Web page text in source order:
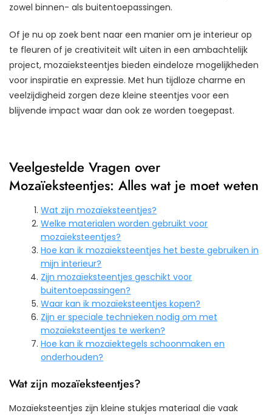
zowel binnen- als buitentoepassingen.
Of je nu op zoek bent naar een manier om je interieur op
te fleuren of je creativiteit wilt uiten in een ambachtelijk
project, mozaïeksteentjes bieden eindeloze mogelijkheden
voor inspiratie en expressie. Met hun tijdloze charme en
veelzijdigheid zorgen deze kleine steentjes voor een
blijvende impact waar dan ook ze worden toegepast.
Veelgestelde Vragen over
Mozaïeksteentjes: Alles wat je moet weten
Wat zijn mozaïeksteentjes?
Welke materialen worden gebruikt voor
mozaïeksteentjes?
Hoe kan ik mozaïeksteentjes het beste gebruiken in
mijn interieur?
Zijn mozaïeksteentjes geschikt voor
buitentoepassingen?
Waar kan ik mozaïeksteentjes kopen?
Zijn er speciale technieken nodig om met
mozaïeksteentjes te werken?
Hoe kan ik mozaïektegels schoonmaken en
onderhouden?
Wat zijn mozaïeksteentjes?
Mozaïeksteentjes zijn kleine stukjes materiaal die vaak